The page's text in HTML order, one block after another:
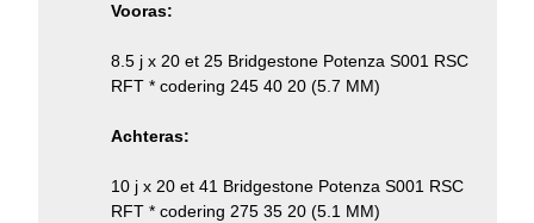
Vooras:
8.5 j x 20 et 25 Bridgestone Potenza S001 RSC
RFT * codering 245 40 20 (5.7 MM)
Achteras:
10 j x 20 et 41 Bridgestone Potenza S001 RSC
RFT * codering 275 35 20 (5.1 MM)